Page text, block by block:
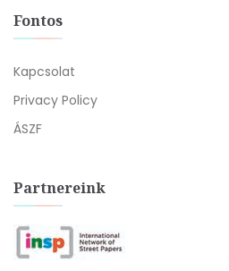
Fontos
Kapcsolat
Privacy Policy
ÁSZF
Partnereink